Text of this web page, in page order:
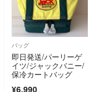
バッグ
即日発送/パーリーゲ
イツ/ジャックバニー/
保冷カートバッグ
¥6,990